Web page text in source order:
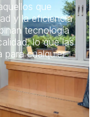
que
y la eficiencia
tecnología
lo que las
para cualquier